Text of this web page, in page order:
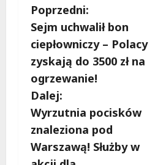
Z
o
b
a
c
z
Poprzedni:
Sejm uchwalił bon
ciepłowniczy – Polacy
zyskają do 3500 zł na
ogrzewanie!
Dalej:
Wyrzutnia pocisków
znaleziona pod
Warszawą! Służby w